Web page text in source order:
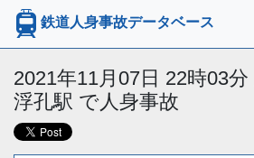
鉄道人身事故データベース
2021年11月07日 22時03
浮孔駅 で人身事故